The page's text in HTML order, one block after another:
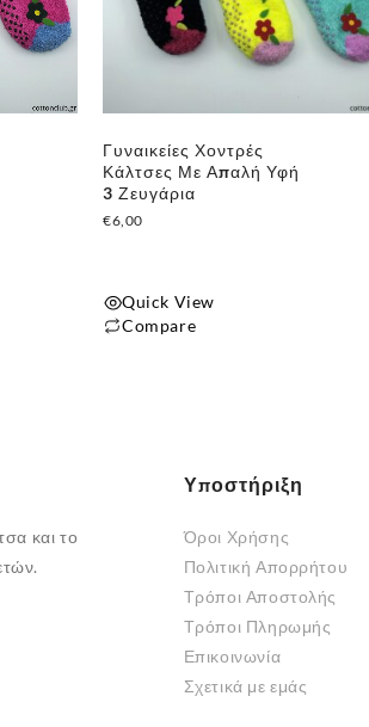
Γυναικείες Χοντρές
Κάλτσες Με Απαλή Υφή
3 Ζευγάρια
€6,00
Quick View
Compare
και το
Υποστήριξη
Όροι Χρήσης
Πολιτική Απορρήτου
Τρόποι Αποστολής
Τρόποι Πληρωμής
Επικοινωνία
Σχετικά με εμάς